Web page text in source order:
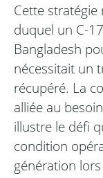
Cette
duquel un C-
Bangladesh
nécessitait un
récupéré. La
alliée au
illustre le défi
condition
génération